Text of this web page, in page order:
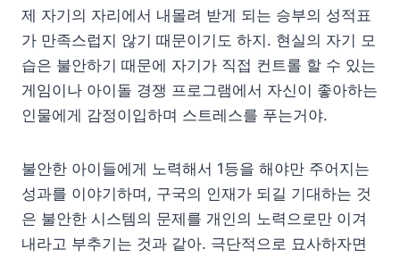
제 자기의 자리에서 내몰려 받게 되는 승부의 성적표
가 만족스럽지 않기 때문이기도 하지. 현실의 자기 모
습은 불안하기 때문에 자기가 직접 컨트롤 할 수 있는
게임이나 아이돌 경쟁 프로그램에서 자신이 좋아하는
인물에게 감정이입하며 스트레스를 푸는거야.
불안한 아이들에게 노력해서 1등을 해야만 주어지는
성과를 이야기하며, 구국의 인재가 되길 기대하는 것
은 불안한 시스템의 문제를 개인의 노력으로만 이겨
내라고 부추기는 것과 같아. 극단적으로 묘사하자면